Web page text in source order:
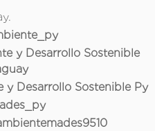
y Desarrollo Sostenible
y Desarrollo Sostenible Py